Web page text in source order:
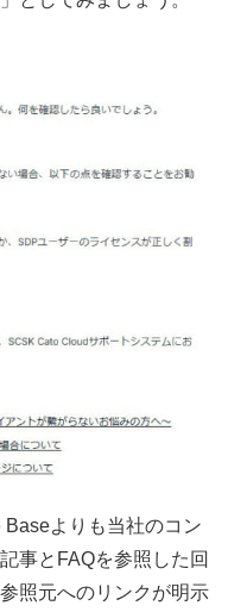
Baseよりも当社のコン
事とFAQを参照した回
照元へのリンクが明示